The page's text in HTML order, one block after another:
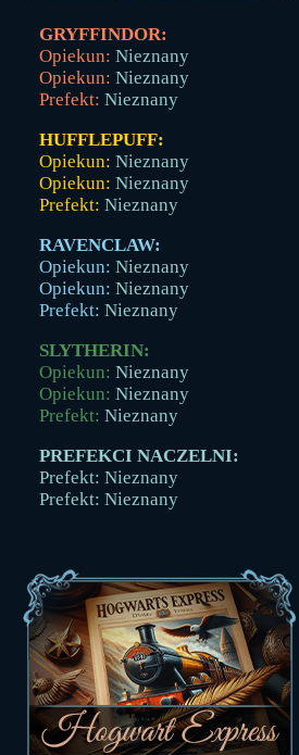
GRYFFINDOR:
Opiekun: Nieznany
Opiekun: Nieznany
Prefekt: Nieznany
HUFFLEPUFF:
Opiekun: Nieznany
Opiekun: Nieznany
Prefekt: Nieznany
RAVENCLAW:
Opiekun: Nieznany
Opiekun: Nieznany
Prefekt: Nieznany
SLYTHERIN:
Opiekun: Nieznany
Opiekun: Nieznany
Prefekt: Nieznany
PREFEKCI NACZELNI:
Prefekt: Nieznany
Prefekt: Nieznany